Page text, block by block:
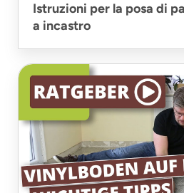
Istruzioni per la posa di
a incastro